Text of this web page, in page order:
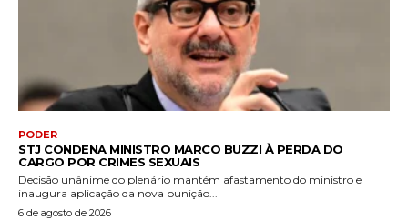
PODER
STJ CONDENA MINISTRO MARCO BUZZI À PERDA DO
CARGO POR CRIMES SEXUAIS
Decisão unânime do plenário mantém afastamento do ministro e
inaugura aplicação da nova punição...
6 de agosto de 2026